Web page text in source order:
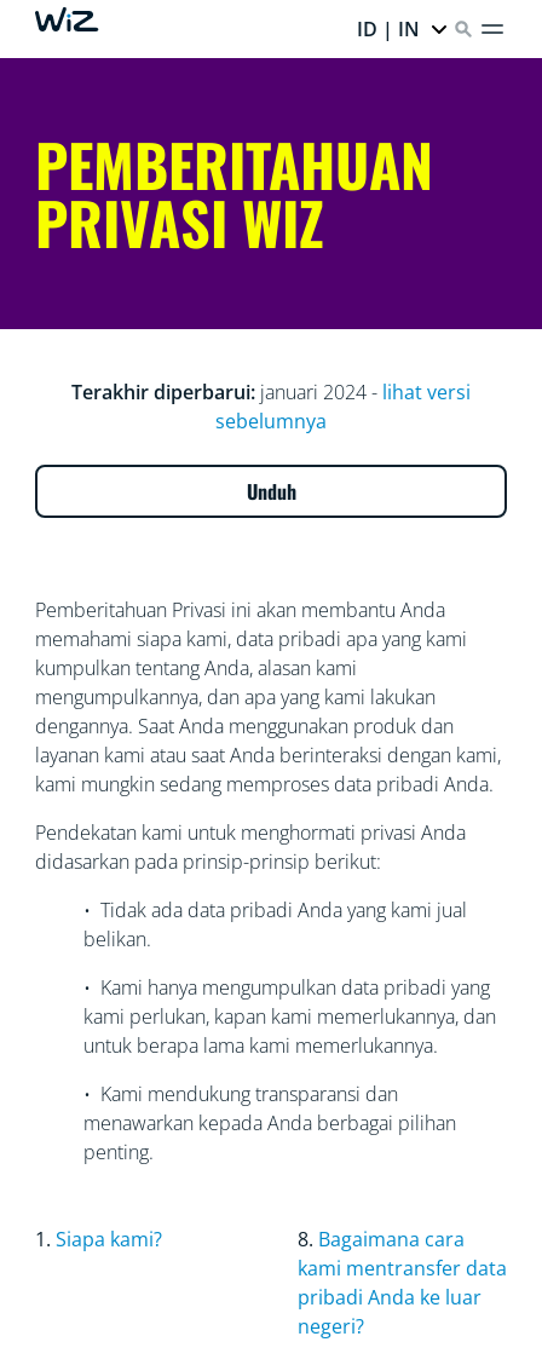
ID | IN
PEMBERITAHUAN
PRIVASI WIZ
Terakhir diperbarui: januari 2024 - lihat versi
sebelumnya
Unduh
Pemberitahuan Privasi ini akan membantu Anda
memahami siapa kami, data pribadi apa yang kami
kumpulkan tentang Anda, alasan kami
mengumpulkannya, dan apa yang kami lakukan
dengannya. Saat Anda menggunakan produk dan
layanan kami atau saat Anda berinteraksi dengan kami,
kami mungkin sedang memproses data pribadi Anda.
Pendekatan kami untuk menghormati privasi Anda
didasarkan pada prinsip-prinsip berikut:
• Tidak ada data pribadi Anda yang kami jual
belikan.
• Kami hanya mengumpulkan data pribadi yang
kami perlukan, kapan kami memerlukannya, dan
untuk berapa lama kami memerlukannya.
• Kami mendukung transparansi dan
menawarkan kepada Anda berbagai pilihan
penting.
1. Siapa kami? 8. Bagaimana cara
kami mentransfer data
pribadi Anda ke luar
negeri?